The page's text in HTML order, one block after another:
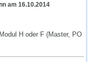
am 16.10.2014
H oder F (Master, PO